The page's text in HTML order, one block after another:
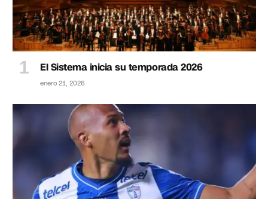
El Sistema inicia su temporada 2026
enero 21, 2026